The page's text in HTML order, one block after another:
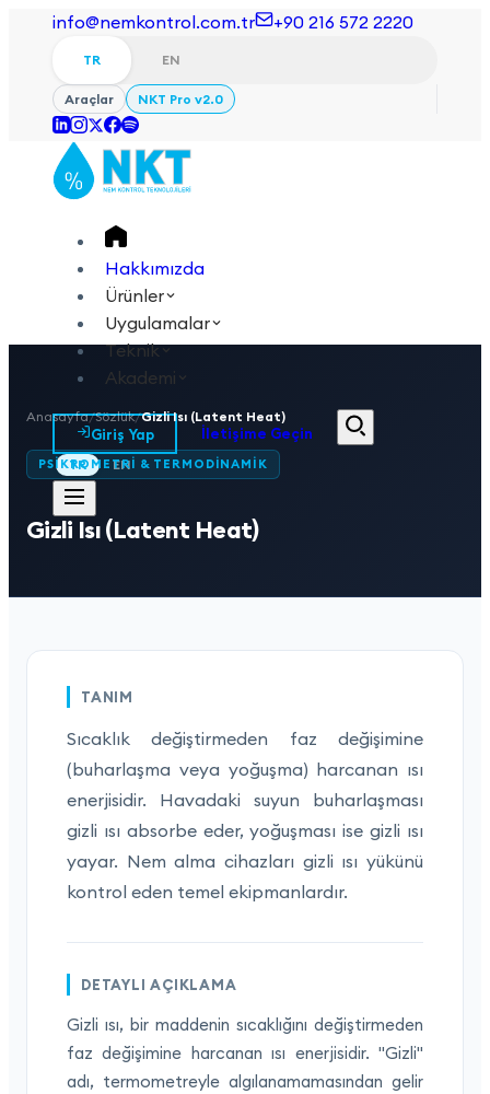
info@nemkontrol.com.tr +90 216 572 2220
TR EN
Araçlar NKT Pro v2.0
Hakkımızda
Ürünler
Uygulamalar
Teknik
Akademi
Giriş Yap İletişime Geçin
TR EN
Anasayfa/Sözlük/Gizli Isı (Latent Heat)
PSIKROMETRI & TERMODINAMIK
Gizli Isı (Latent Heat)
TANIM
Sıcaklık değiştirmeden faz değişimine
(buharlaşma veya yoğuşma) harcanan ısı
enerjisidir. Havadaki suyun buharlaşması
gizli ısı absorbe eder, yoğuşması ise gizli ısı
yayar. Nem alma cihazları gizli ısı yükünü
kontrol eden temel ekipmanlardır.
DETAYLI AÇIKLAMA
Gizli ısı, bir maddenin sıcaklığını değiştirmeden
faz değişimine harcanan ısı enerjisidir. "Gizli"
adı, termometreyle algılanamamasından gelir